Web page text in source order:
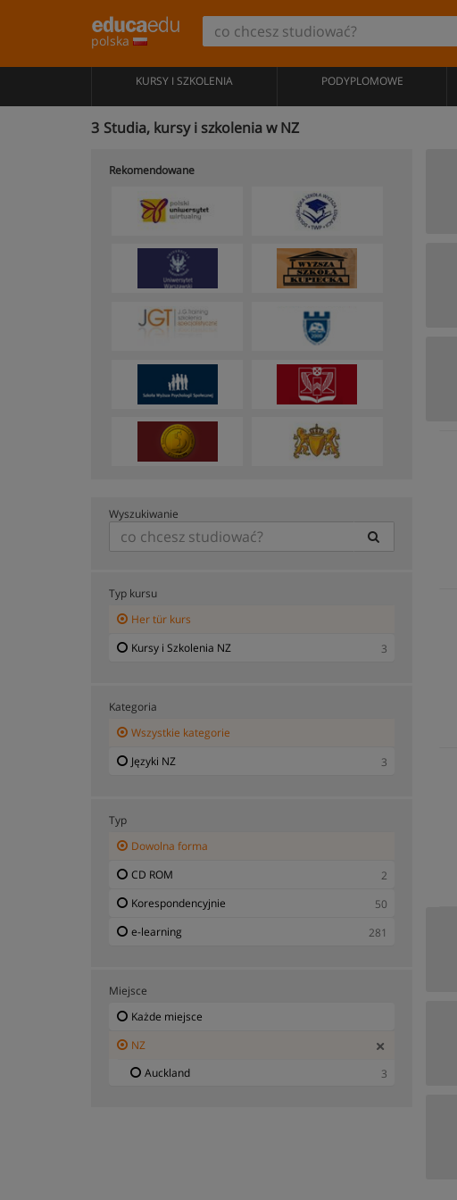
polska
KURSY I SZKOLENIA PODYPLOMOWE
3 Studia, kursy i szkolenia w NZ
Rekomendowane
Wyszukiwanie
Typ kursu
Her tür kurs
Kursy i Szkolenia NZ
3
Kategoria
Wszystkie kategorie
Języki NZ
3
Typ
Dowolna forma
CD ROM
2
Korespondencyjnie
50
e-learning
281
Miejsce
Każde miejsce
NZ
Auckland
3